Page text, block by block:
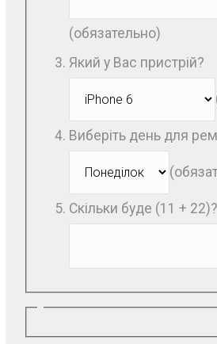
(обязательно)
Який у Вас пристрій?
Виберіть день для
Скільки буде (11 + 22)?